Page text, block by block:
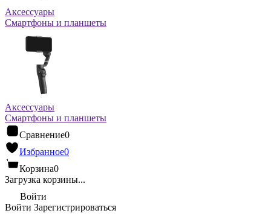
Аксессуары
Смартфоны и планшеты
Аксессуары
Смартфоны и планшеты
Сравнение0
Избранное0
Корзина0
Загрузка корзины...
Войти
Войти Зарегистрироваться